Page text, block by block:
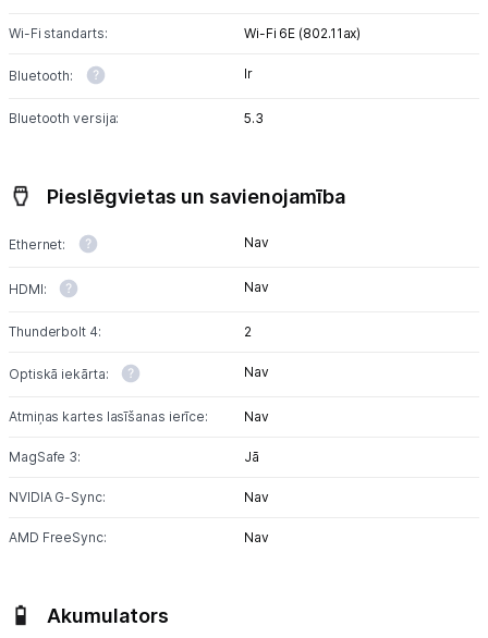
Wi-Fi standarts: Wi-Fi 6E (802.11ax)
Bluetooth: Ir
Bluetooth versija: 5.3
Pieslēgvietas un savienojamība
Ethernet: Nav
HDMI: Nav
Thunderbolt 4: 2
Optiskā iekārta: Nav
Atmiņas kartes lasīšanas ierīce: Nav
MagSafe 3: Jā
NVIDIA G-Sync: Nav
AMD FreeSync: Nav
Akumulators